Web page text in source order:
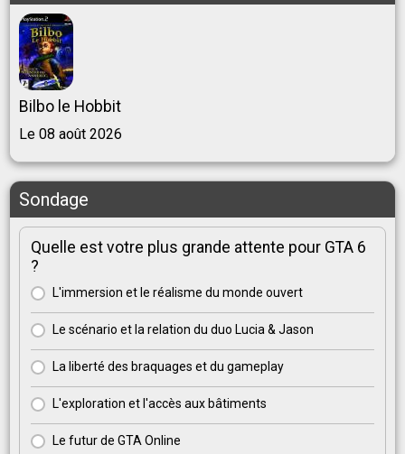
Bilbo le Hobbit
Le 08 août 2026
Sondage
Quelle est votre plus grande attente pour GTA 6
?
L'immersion et le réalisme du monde ouvert
Le scénario et la relation du duo Lucia & Jason
La liberté des braquages et du gameplay
L'exploration et l'accès aux bâtiments
Le futur de GTA Online